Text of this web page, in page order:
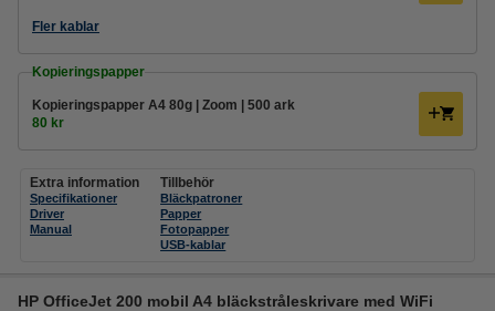
Fler kablar
Kopieringspapper
Kopieringspapper A4 80g | Zoom | 500 ark
80 kr
Extra information
Specifikationer
Driver
Manual
Tillbehör
Bläckpatroner
Papper
Fotopapper
USB-kablar
HP OfficeJet 200 mobil A4 bläckstråleskrivare med WiFi